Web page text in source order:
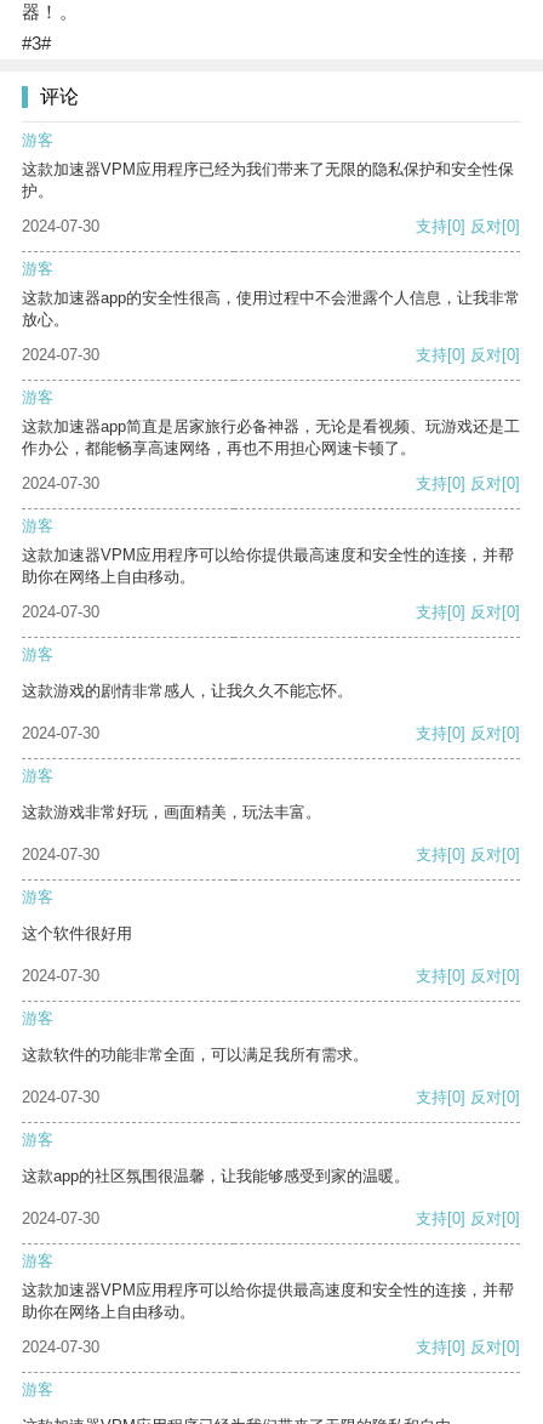
器！。
#3#
评论
游客
这款加速器VPM应用程序已经为我们带来了无限的隐私保护和安全性保
护。
2024-07-30
支持[0] 反对[0]
游客
这款加速器app的安全性很高，使用过程中不会泄露个人信息，让我非常
放心。
2024-07-30
支持[0] 反对[0]
游客
这款加速器app简直是居家旅行必备神器，无论是看视频、玩游戏还是工
作办公，都能畅享高速网络，再也不用担心网速卡顿了。
2024-07-30
支持[0] 反对[0]
游客
这款加速器VPM应用程序可以给你提供最高速度和安全性的连接，并帮
助你在网络上自由移动。
2024-07-30
支持[0] 反对[0]
游客
这款游戏的剧情非常感人，让我久久不能忘怀。
2024-07-30 支持[0] 反对[0]
游客
这款游戏非常好玩，画面精美，玩法丰富。
2024-07-30 支持[0] 反对[0]
游客
这个软件很好用
2024-07-30 支持[0] 反对[0]
游客
这款软件的功能非常全面，可以满足我所有需求。
2024-07-30 支持[0] 反对[0]
游客
这款app的社区氛围很温馨，让我能够感受到家的温暖。
2024-07-30 支持[0] 反对[0]
游客
这款加速器VPM应用程序可以给你提供最高速度和安全性的连接，并帮
助你在网络上自由移动。
2024-07-30
支持[0] 反对[0]
游客